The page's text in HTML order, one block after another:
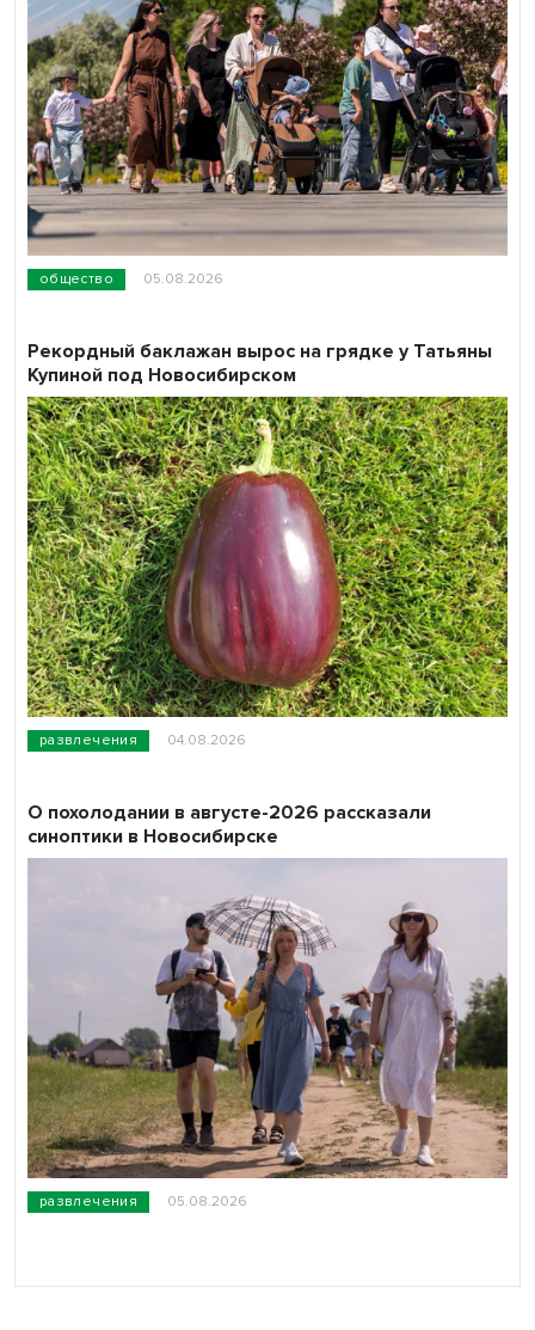
общество 05.08.2026
развлечения 04.08.2026
Рекордный баклажан вырос на грядке у Татьяны
Купиной под Новосибирском
развлечения 05.08.2026
О похолодании в августе-2026 рассказали
синоптики в Новосибирске